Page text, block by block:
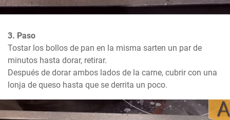
3. Paso
Tostar los bollos de pan en la misma sarten un par de
minutos hasta dorar, retirar.
Después de dorar ambos lados de la carne, cubrir con una
lonja de queso hasta que se derrita un poco.